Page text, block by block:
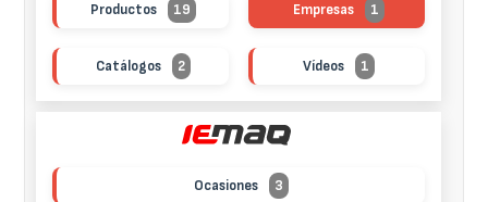
Productos 19 Empresas 1
Catálogos 2 Vídeos 1
Ocasiones 3